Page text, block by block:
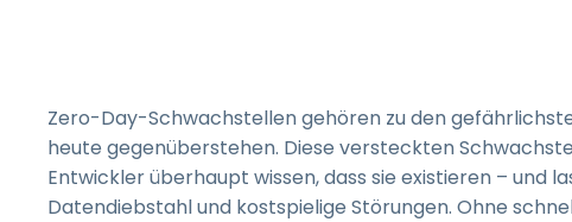
Zero-Day-Schwachstellen gehören zu den
heute gegenüberstehen. Diese versteckten
Entwickler überhaupt wissen, dass sie existieren – und
Datendiebstahl und kostspielige Störungen. Ohne